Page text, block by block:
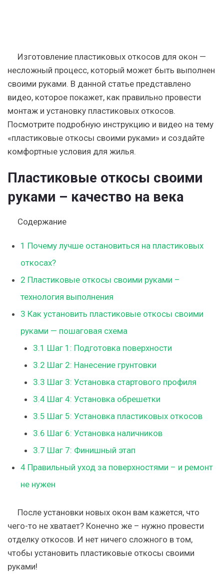
Изготовление пластиковых откосов для окон —
несложный процесс, который может быть выполнен
своими руками. В данной статье представлено
видео, которое покажет, как правильно провести
монтаж и установку пластиковых откосов.
Посмотрите подробную инструкцию и видео на тему
«пластиковые откосы своими руками» и создайте
комфортные условия для жилья.
Пластиковые откосы своими
руками – качество на века
Содержание
1 Почему лучше остановиться на пластиковых
откосах?
2 Пластиковые откосы своими руками –
технология выполнения
3 Как установить пластиковые откосы своими
руками — пошаговая схема
3.1 Шаг 1: Подготовка поверхности
3.2 Шаг 2: Нанесение грунтовки
3.3 Шаг 3: Установка стартового профиля
3.4 Шаг 4: Установка обрешетки
3.5 Шаг 5: Установка пластиковых откосов
3.6 Шаг 6: Установка наличников
3.7 Шаг 7: Финишный этап
4Правильный уход за поверхностями – и ремонт
не нужен
После установки новых окон вам кажется, что
чего-то не хватает? Конечно же – нужно провести
отделку откосов. И нет ничего сложного в том,
чтобы установить пластиковые откосы своими
руками!